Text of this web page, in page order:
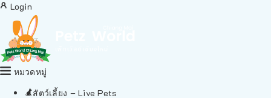
Login
หมวดหมู่
สัตว์เลี้ยง – Live Pets